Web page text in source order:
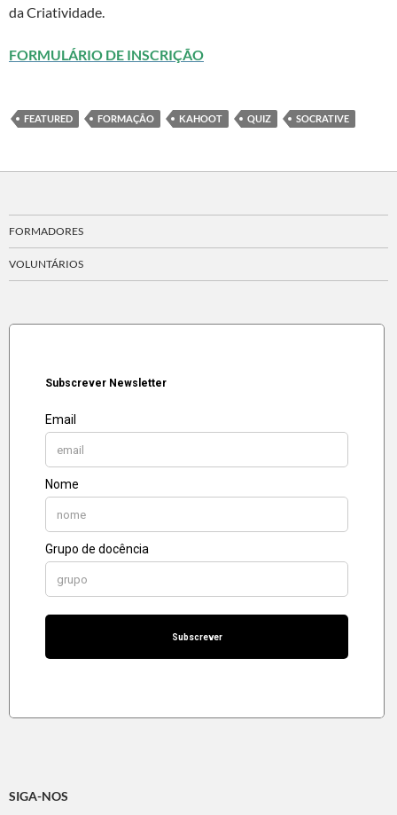
da Criatividade.
FORMULÁRIO DE INSCRIÇÃO
FEATURED FORMAÇÃO KAHOOT QUIZ SOCRATIVE
FORMADORES
VOLUNTÁRIOS
SIGA-NOS